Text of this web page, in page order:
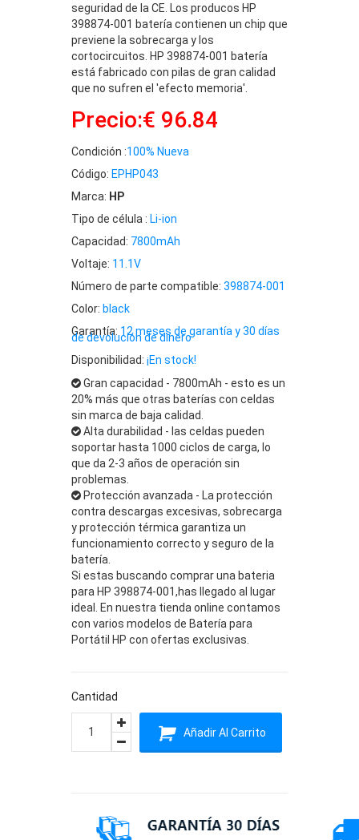
seguridad de la CE. Los producos HP
398874-001 batería contienen un chip que
previene la sobrecarga y los
cortocircuitos. HP 398874-001 batería
está fabricado con pilas de gran calidad
que no sufren el 'efecto memoria'.
Precio:€ 96.84
Condición :100% Nueva
Código: EPHP043
Marca: HP
Tipo de célula : Li-ion
Capacidad: 7800mAh
Voltaje: 11.1V
Número de parte compatible: 398874-001
Color: black
Garantía: 12 meses de garantía y 30 días
de devolución de dinero
Disponibilidad: ¡En stock!
Gran capacidad - 7800mAh - esto es un
20% más que otras baterías con celdas
sin marca de baja calidad.
Alta durabilidad - las celdas pueden
soportar hasta 1000 ciclos de carga, lo
que da 2-3 años de operación sin
problemas.
Protección avanzada - La protección
contra descargas excesivas, sobrecarga
y protección térmica garantiza un
funcionamiento correcto y seguro de la
batería.
Si estas buscando comprar una bateria
para HP 398874-001,has llegado al lugar
ideal. En nuestra tienda online contamos
con varios modelos de Batería para
Portátil HP con ofertas exclusivas.
Cantidad
Añadir Al Carrito